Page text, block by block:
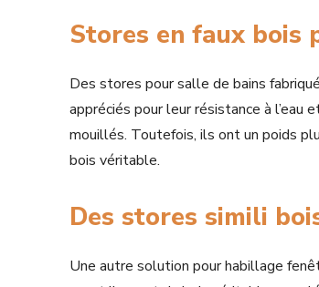
Stores en faux bois
Des stores pour salle de bains
appréciés pour leur résistance à l’eau
mouillés. Toutefois, ils ont un poids
bois véritable.
Des stores simili
Une autre solution pour habillage